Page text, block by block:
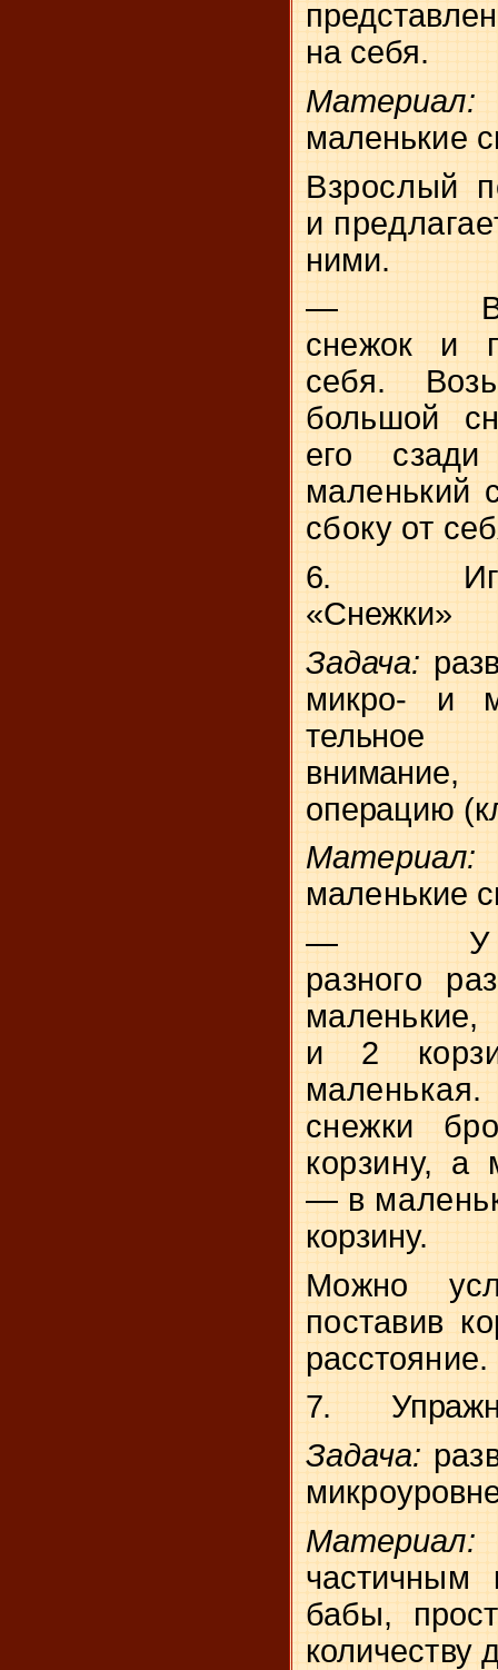
на себя.
маленькие
Взрослый
и
ними.
—
снежок и
себя.
большой
его
маленький
сбоку от
6.
«Снежки»
Задача:
микро- и
тельное
операцию
маленькие
—
У
разного
маленькие,
и 2
снежки бро
корзину, а
— в
корзину.
Можно
поставив
расстояние.
7.
Задача:
частичным
бабы,
количеству